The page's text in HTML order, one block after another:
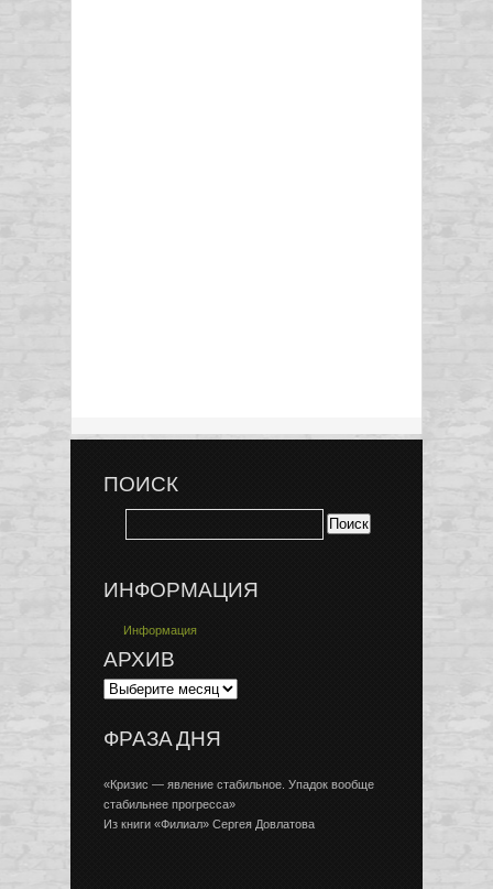
ПОИСК
ИНФОРМАЦИЯ
Информация
АРХИВ
ФРАЗА ДНЯ
«Кризис — явление стабильное. Упадок вообще
стабильнее прогресса»
Из книги «Филиал» Сергея Довлатова